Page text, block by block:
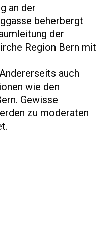
an der
beherbergt
der
Region Bern mit
auch
wie den
Gewisse
zu moderaten